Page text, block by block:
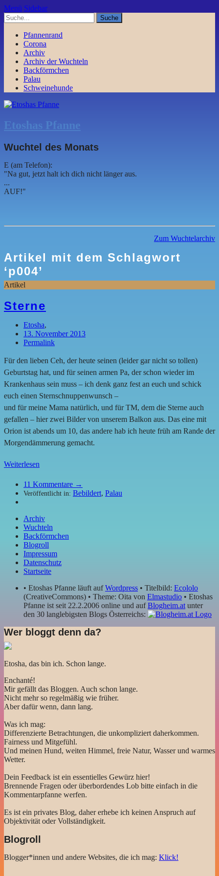
Menü Sidebar
Pfannenrand
Corona
Archiv
Archiv der Wuchteln
Backförmchen
Palau
Schweinehunde
Etoshas Pfanne
Wuchtel des Monats
E (am Telefon):
"Na gut, jetzt halt ich dich nicht länger aus.
...
AUF!"
Zum Wuchtelarchiv
Artikel mit dem Schlagwort
‘p004’
Artikel
Sterne
Etosha,
13. November 2013
Permalink
Für den lieben Ceh, der heute seinen (leider gar nicht so tollen)
Geburtstag hat, und für seinen armen Pa, der schon wieder im
Krankenhaus sein muss – ich denk ganz fest an euch und schick
euch einen Sternschnuppenwunsch –
und für meine Mama natürlich, und für TM, dem die Sterne auch
gefallen – hier zwei Bilder von unserem Balkon aus. Das eine mit
Orion ist abends um 10, das andere hab ich heute früh am Rande der
Morgendämmerung gemacht.
Weiterlesen
11 Kommentare →
Veröffentlicht in: Bebildert, Palau
Archiv
Wuchteln
Backförmchen
Blogroll
Impressum
Datenschutz
Startseite
• Etoshas Pfanne läuft aufWordpress • Titelbild: Ecololo
(CreativeCommons) • Theme: Oita von Elmastudio • Etoshas
Pfanne ist seit 22.2.2006 online und aufBlogheim.at unter
den 30 langlebigsten Blogs Österreichs:
Wer bloggt denn da?
Etosha, das bin ich. Schon lange.
Enchanté!
Mir gefällt das Bloggen. Auch schon lange.
Nicht mehr so regelmäßig wie früher.
Aber dafür wenn, dann lang.
Was ich mag:
Differenzierte Betrachtungen, die unkompliziert daherkommen.
Fairness und Mitgefühl.
Und meinen Hund, weiten Himmel, freie Natur, Wasser und warmes
Wetter.
Dein Feedback ist ein essentielles Gewürz hier!
Brennende Fragen oder überbordendes Lob bitte einfach in die
Kommentarpfanne werfen.
Es ist ein privates Blog, daher erhebe ich keinen Anspruch auf
Objektivität oder Vollständigkeit.
Blogroll
Blogger*innen und andere Websites, die ich mag: Klick!